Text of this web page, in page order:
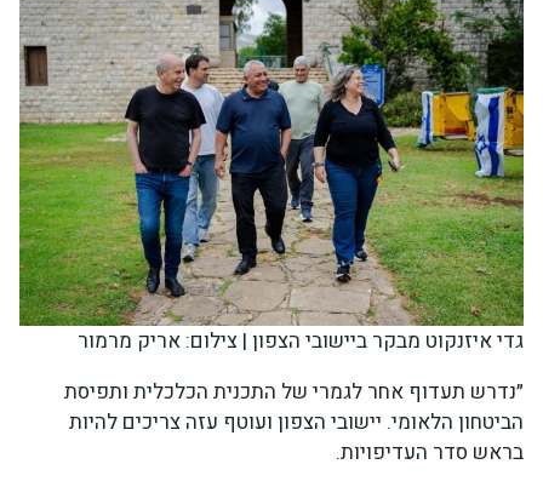
גדי איזנקוט מבקר ביישובי הצפון | צילום: אריק מרמור
״נדרש תעדוף אחר לגמרי של התכנית הכלכלית ותפיסת
הביטחון הלאומי. יישובי הצפון ועוטף עזה צריכים להיות
בראש סדר העדיפויות.